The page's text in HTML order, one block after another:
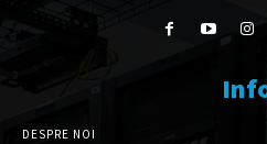
DESPRE NOI